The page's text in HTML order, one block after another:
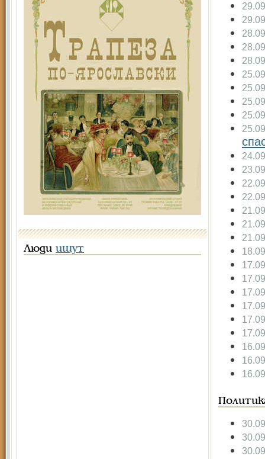
Люди ищут